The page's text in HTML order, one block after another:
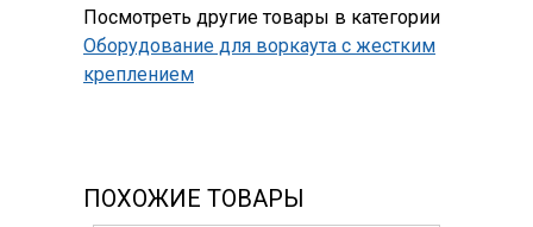
Посмотреть другие товары в категории
Оборудование для воркаута с жестким
креплением
ПОХОЖИЕ ТОВАРЫ